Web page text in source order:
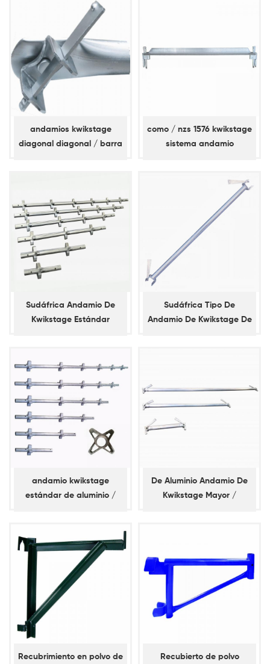
andamios kwikstage
diagonal diagonal / barra
como / nzs 1576 kwikstage
sistema andamio
Sudáfrica Andamio De
Kwikstage Estándar
Sudáfrica Tipo De
Andamio De Kwikstage De
andamio kwikstage
estándar de aluminio /
De Aluminio Andamio De
Kwikstage Mayor /
Recubrimiento en polvo de Recubierto de polvo